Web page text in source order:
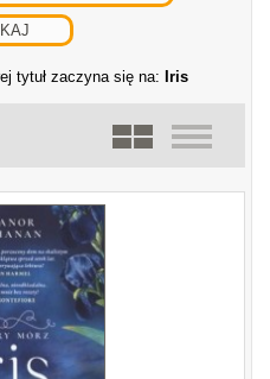
tytuł zaczyna się na: Iris